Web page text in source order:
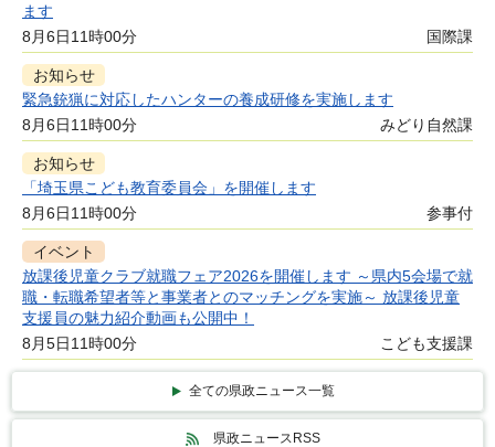
ます
8月6日11時00分
国際課
お知らせ
緊急銃猟に対応したハンターの養成研修を実施します
8月6日11時00分
みどり自然課
お知らせ
「埼玉県こども教育委員会」を開催します
8月6日11時00分
参事付
イベント
放課後児童クラブ就職フェア2026を開催します ～県内5会場で就
職・転職希望者等と事業者とのマッチングを実施～ 放課後児童
支援員の魅力紹介動画も公開中！
8月5日11時00分
こども支援課
全ての県政ニュース一覧
県政ニュースRSS